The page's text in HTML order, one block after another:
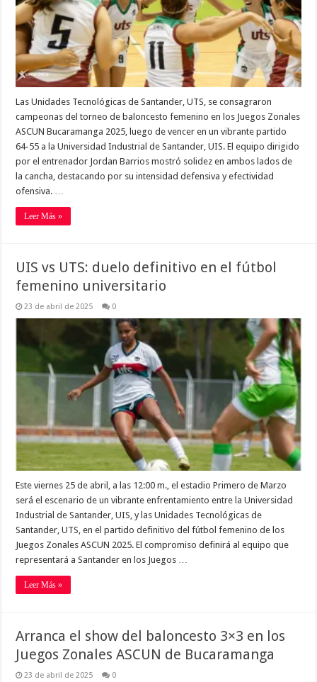
Las Unidades Tecnológicas de Santander, UTS, se consagraron
campeonas del torneo de baloncesto femenino en los Juegos Zonales
ASCUN Bucaramanga 2025, luego de vencer en un vibrante partido
64-55 a la Universidad Industrial de Santander, UIS. El equipo dirigido
por el entrenador Jordan Barrios mostró solidez en ambos lados de
la cancha, destacando por su intensidad defensiva y efectividad
ofensiva. …
Leer Más »
UIS vs UTS: duelo definitivo en el fútbol
femenino universitario
23 de abril de 2025 0
Este viernes 25 de abril, a las 12:00 m., el estadio Primero de Marzo
será el escenario de un vibrante enfrentamiento entre la Universidad
Industrial de Santander, UIS, y las Unidades Tecnológicas de
Santander, UTS, en el partido definitivo del fútbol femenino de los
Juegos Zonales ASCUN 2025. El compromiso definirá al equipo que
representará a Santander en los Juegos …
Leer Más »
Arranca el show del baloncesto 3×3 en los
Juegos Zonales ASCUN de Bucaramanga
23 de abril de 2025 0